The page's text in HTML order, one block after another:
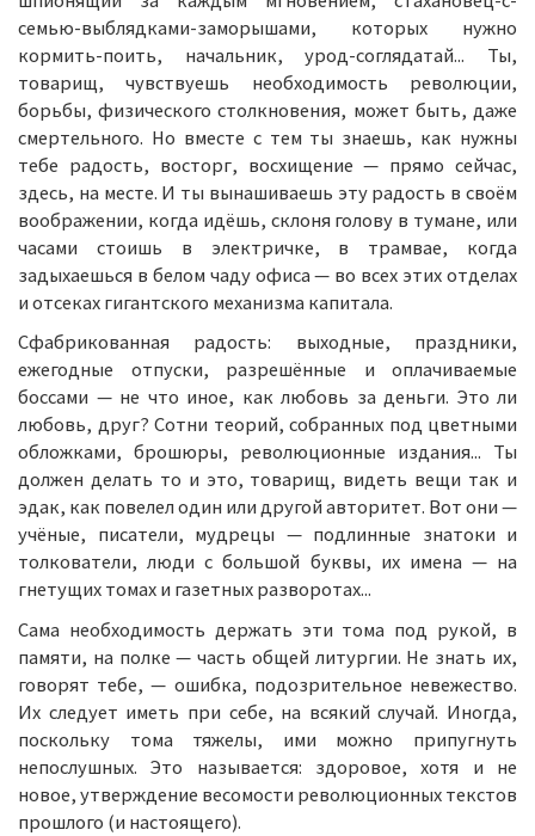
семью-выблядками-заморышами, которых нужно
кормить-поить, начальник, урод-соглядатай... Ты,
товарищ, чувствуешь необходимость революции,
борьбы, физического столкновения, может быть, даже
смертельного. Но вместе с тем ты знаешь, как нужны
тебе радость, восторг, восхищение — прямо сейчас,
здесь, на месте. И ты вынашиваешь эту радость в своём
воображении, когда идёшь, склоня голову в тумане, или
часами стоишь в электричке, в трамвае, когда
задыхаешься в белом чаду офиса — во всех этих отделах
и отсеках гигантского механизма капитала.
Сфабрикованная радость: выходные, праздники,
ежегодные отпуски, разрешённые и оплачиваемые
боссами — не что иное, как любовь за деньги. Это ли
любовь, друг? Сотни теорий, собранных под цветными
обложками, брошюры, революционные издания... Ты
должен делать то и это, товарищ, видеть вещи так и
эдак, как повелел один или другой авторитет. Вот они —
учёные, писатели, мудрецы — подлинные знатоки и
толкователи, люди с большой буквы, их имена — на
гнетущих томах и газетных разворотах...
Сама необходимость держать эти тома под рукой, в
памяти, на полке — часть общей литургии. Не знать их,
говорят тебе, — ошибка, подозрительное невежество.
Их следует иметь при себе, на всякий случай. Иногда,
поскольку тома тяжелы, ими можно припугнуть
непослушных. Это называется: здоровое, хотя и не
новое, утверждение весомости революционных текстов
прошлого (и настоящего).